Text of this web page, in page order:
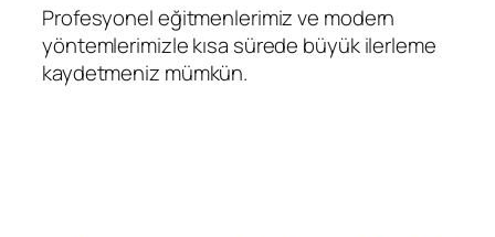
Profesyonel eğitmenlerimiz ve modern
yöntemlerimizle kısa sürede büyük ilerleme
kaydetmeniz mümkün.